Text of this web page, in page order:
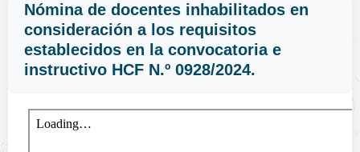
Nómina de docentes inhabilitados en
consideración a los requisitos
establecidos en la convocatoria e
instructivo HCF N.º 0928/2024.